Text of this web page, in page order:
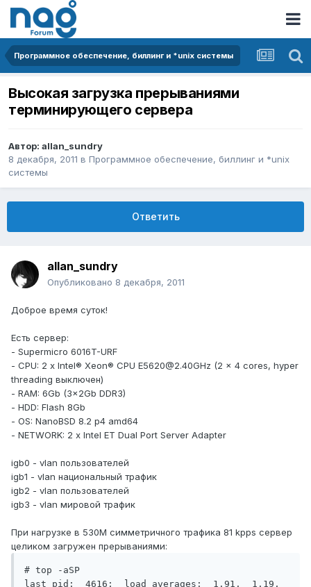
Программное обеспечение, биллинг и *unix системы
Высокая загрузка прерываниями
терминирующего сервера
Автор: allan_sundry
8 декабря, 2011 в Программное обеспечение, биллинг и *unix
системы
Ответить
allan_sundry
Опубликовано 8 декабря, 2011
Доброе время суток!
Есть сервер:
- Supermicro 6016T-URF
- CPU: 2 x Intel® Xeon® CPU E5620@2.40GHz (2 x 4 cores, hyper
threading выключен)
- RAM: 6Gb (3x2Gb DDR3)
- HDD: Flash 8Gb
- OS: NanoBSD 8.2 p4 amd64
- NETWORK: 2 x Intel ET Dual Port Server Adapter
igb0 - vlan пользователей
igb1 - vlan национальный трафик
igb2 - vlan пользователей
igb3 - vlan мировой трафик
При нагрузке в 530M симметричного трафика 81 kpps сервер
целиком загружен прерываниями:
# top -aSP
last pid:  4616;  load averages:  1.91,  1.19,